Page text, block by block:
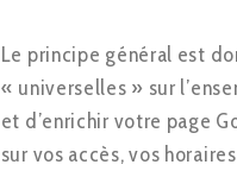
Le principe général est
« universelles » sur
et d’enrichir votre page
sur vos accès, vos